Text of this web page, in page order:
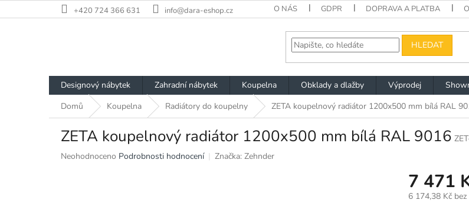
na
+420 724 366 631 info@dara-eshop.cz O NÁS GDPR DOPRAVA A PLATBA
HLEDAT
Designový nábytek Zahradní nábytek Koupelna Obklady a dlažby Výprodej
Domů
Koupelna Radiátory do koupelny ZETA koupelnový radiátor 1200x500 mm bílá RAL
ZETA koupelnový radiátor 1200x500 mm bílá RAL 9016
Průměrné
Neohodnoceno Podrobnosti hodnocení Značka: Zehnder
7 471
6 174,38 Kč